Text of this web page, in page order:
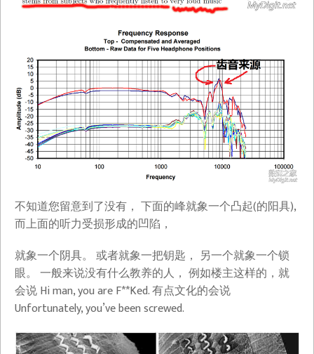
不知道您留意到了没有， 下面的峰就象一个凸起(的阳具),
而上面的听力受损形成的凹陷，
就象一个阴具。 或者就象一把钥匙， 另一个就象一个锁
眼。 一般来说没有什么教养的人， 例如楼主这样的，就
会说 Hi man, you are F**Ked. 有点文化的会说
Unfortunately, you’ve been screwed.